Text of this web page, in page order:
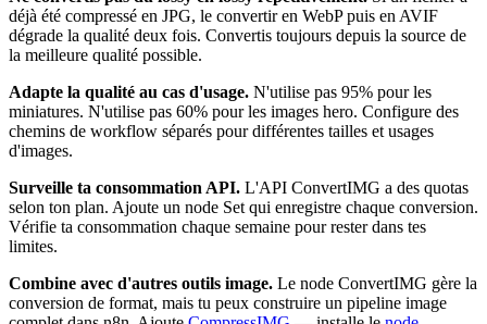
déjà été compressé en JPG, le convertir en WebP puis en AVIF
dégrade la qualité deux fois. Convertis toujours depuis la source de
la meilleure qualité possible.
Adapte la qualité au cas d'usage. N'utilise pas 95% pour les
miniatures. N'utilise pas 60% pour les images hero. Configure des
chemins de workflow séparés pour différentes tailles et usages
d'images.
Surveille ta consommation API. L'API ConvertIMG a des quotas
selon ton plan. Ajoute un node Set qui enregistre chaque conversion.
Vérifie ta consommation chaque semaine pour rester dans tes
limites.
Combine avec d'autres outils image. Le node ConvertIMG gère la
conversion de format, mais tu peux construire un pipeline image